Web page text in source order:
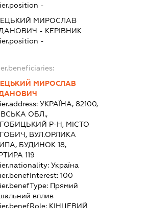
-
МИРОСЛАВ
- КЕРІВНИК
-
МИРОСЛАВ
УКРАЇНА, 82100,
ОБЛ.,
Р-Н, МІСТО
ВУЛ.ОРЛИКА
БУДИНОК 18,
119
Україна
100
Прямий
вплив
КІНЦЕВИЙ